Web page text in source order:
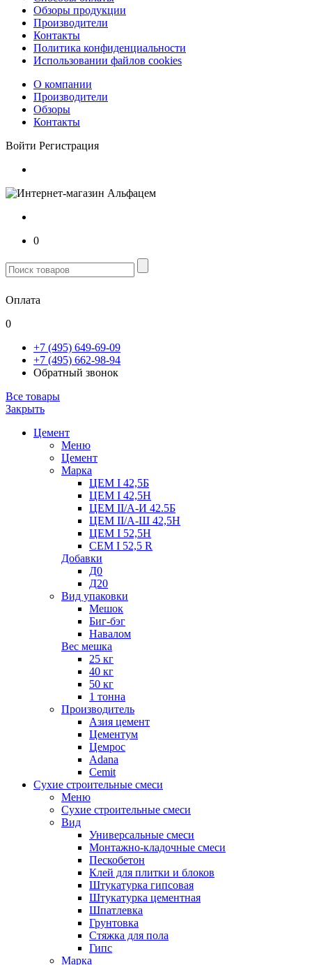
Обзоры продукции
Производители
Контакты
Политика конфиденциальности
Использовании файлов cookies
О компании
Производители
Обзоры
Контакты
Войти Регистрация
0
Оплата
0
+7 (495) 649-69-09
+7 (495) 662-98-94
Обратный звонок
Все товары
Закрыть
Цемент
Меню
Цемент
Марка
ЦЕМ I 42,5Б
ЦЕМ I 42,5Н
ЦЕМ II/А-И 42.5Б
ЦЕМ II/А-Ш 42,5Н
ЦЕМ I 52,5Н
CEM I 52,5 R
Добавки
Д0
Д20
Вид упаковки
Мешок
Биг-бэг
Навалом
Вес мешка
25 кг
40 кг
50 кг
1 тонна
Производитель
Азия цемент
Цементум
Цемрос
Adana
Cemit
Сухие строительные смеси
Меню
Сухие строительные смеси
Вид
Универсальные смеси
Монтажно-кладочные смеси
Пескобетон
Клей для плитки и блоков
Штукатурка гипсовая
Штукатурка цементная
Шпатлевка
Грунтовка
Стяжка для пола
Гипс
Марка